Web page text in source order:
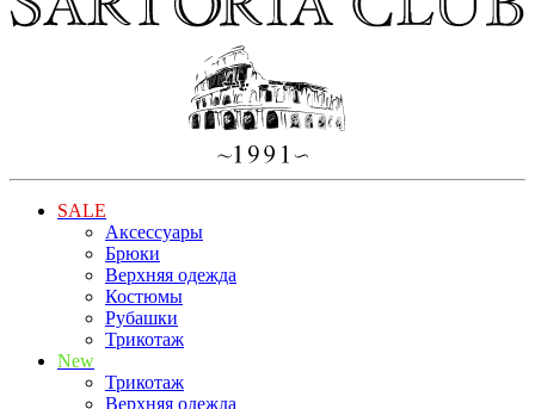
SALE
Аксессуары
Брюки
Верхняя одежда
Костюмы
Рубашки
Трикотаж
New
Трикотаж
Верхняя одежда